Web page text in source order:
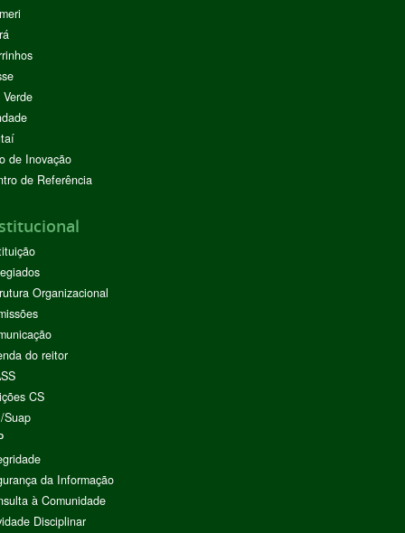
de Inovação
de Referência
Organizacional
do reitor
CS
Suap
da Informação
à Comunidade
Disciplinar